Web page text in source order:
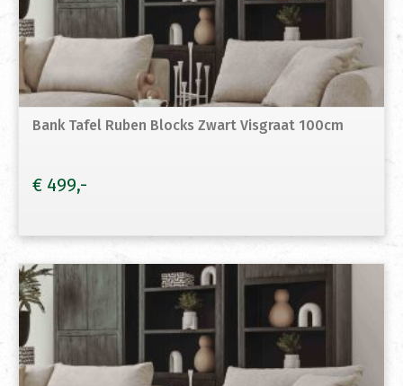
Bank Tafel Ruben Blocks Zwart Visgraat 100cm
€ 499